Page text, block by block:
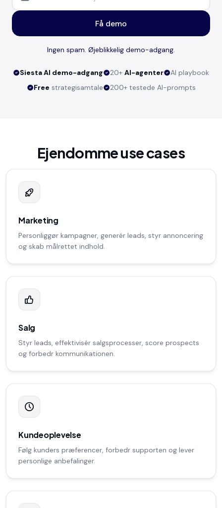
Få demo
Ingen spam. Øjeblikkelig demo-adgang.
Siesta AI demo-adgang 20+ AI-agenter
AI playbook
Free strategisamtale 200+ testede AI-prompts
Ejendomme use cases
Marketing
Personliggør kampagner, generér leads, styr annoncering
og skab målrettet indhold.
Salg
Styr leads, effektivisér salgsprocesser, score prospects
og forbedr kommunikationen.
Kundeoplevelse
Følg kunders præferencer, forbedr supporten og lever
personlige anbefalinger.